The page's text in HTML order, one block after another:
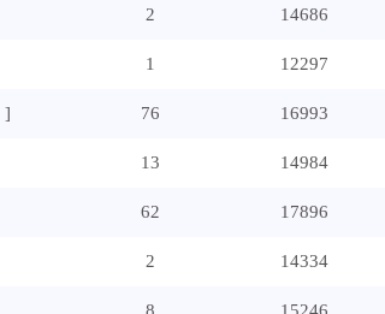
2 14686
1 12297
] 76 16993
13 14984
62 17896
2 14334
8 15246